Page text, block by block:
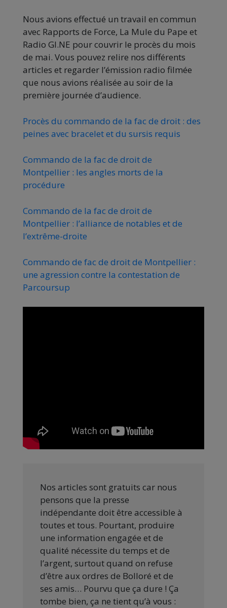
Nous avions effectué un travail en commun
avec Rapports de Force, La Mule du Pape et
Radio GI.NE pour couvrir le procès du mois
de mai. Vous pouvez relire nos différents
articles et regarder l’émission radio filmée
que nous avions réalisée au soir de la
première journée d’audience.
Procès du commando de la fac de droit : des
peines avec bracelet et du sursis requis
Commando de la fac de droit de
Montpellier : les angles morts de la
procédure
Commando de la fac de droit de
Montpellier : l’alliance de notables et de
l’extrême-droite
Commando de fac de droit de Montpellier :
une agression contre la contestation de
Parcoursup
Nos articles sont gratuits car nous
pensons que la presse
indépendante doit être accessible à
toutes et tous. Pourtant, produire
une information engagée et de
qualité nécessite du temps et de
l’argent, surtout quand on refuse
d’être aux ordres de Bolloré et de
ses amis… Pourvu que ça dure ! Ça
tombe bien, ça ne tient qu’à vous :